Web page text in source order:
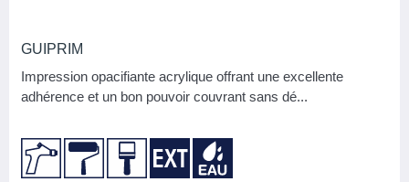
NB M2 PAR CARTON (SOLS)
GUIPRIM
Impression opacifiante acrylique offrant une excellente
adhérence et un bon pouvoir couvrant sans dé...